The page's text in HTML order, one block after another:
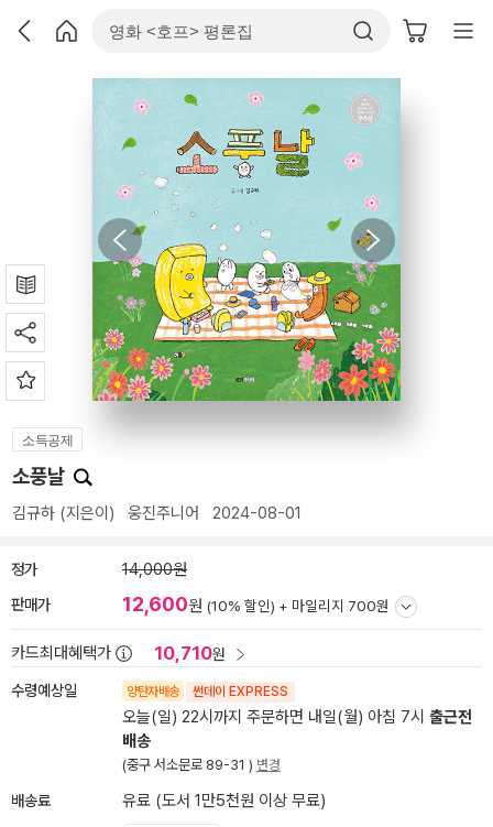
소득공제
소풍날
김규하 (지은이) 웅진주니어 2024-08-01
정가 14,000원
판매가 12,600원 (10% 할인) + 마일리지 700원
카드최대혜택가 10,710원
수령예상일 양탄자배송 썬데이 EXPRESS
오늘(일) 22시까지 주문하면 내일(월) 아침 7시 출근전
배송
(중구 서소문로 89-31 ) 변경
배송료 유료 (도서 1만5천원 이상 무료)